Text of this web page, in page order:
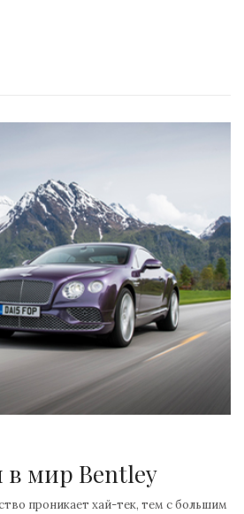
в мир Bentley
проникает хай-тек, тем с большим